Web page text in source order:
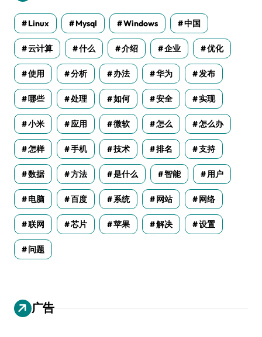
Linux Mysql Windows 中国
云计算 什么 介绍 企业 优化
使用 分析 办法 华为 发布
哪些 处理 如何 安全 实现
小米 应用 微软 怎么 怎么办
怎样 手机 技术 排名 支持
数据 方法 是什么 智能 用户
电脑 百度 系统 网站 网络
联网 芯片 苹果 解决 设置
问题
广告